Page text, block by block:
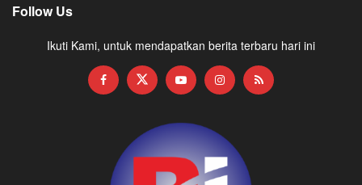
Follow Us
Ikuti Kami, untuk mendapatkan berita terbaru hari ini